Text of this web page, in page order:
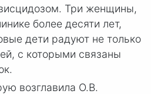
Три женщины,
более десяти лет,
дети радуют не только
с которыми связаны
возглавила О.В.